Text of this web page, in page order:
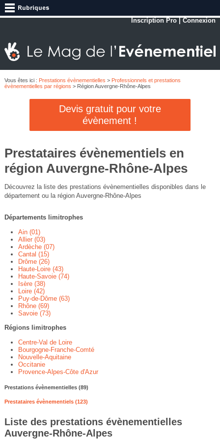
Inscription Pro |Connexion
Vous êtes ici : Prestations évènementielles > Professionnels et prestations
évènementielles par régions > Région Auvergne-Rhône-Alpes
Devis gratuit pour votre
évènement !
Prestataires évènementiels en
région Auvergne-Rhône-Alpes
Découvrez la liste des prestations évènementielles disponibles dans le
département ou la région Auvergne-Rhône-Alpes
Départements limitrophes
Ain (01)
Allier (03)
Ardèche (07)
Cantal (15)
Drôme (26)
Haute-Loire (43)
Haute-Savoie (74)
Isère (38)
Loire (42)
Puy-de-Dôme (63)
Rhône (69)
Savoie (73)
Régions limitrophes
Centre-Val de Loire
Bourgogne-Franche-Comté
Nouvelle-Aquitaine
Occitanie
Provence-Alpes-Côte d'Azur
Prestations évènementielles (89)
Prestataires évènementiels (123)
Liste des prestations évènementielles
Auvergne-Rhône-Alpes